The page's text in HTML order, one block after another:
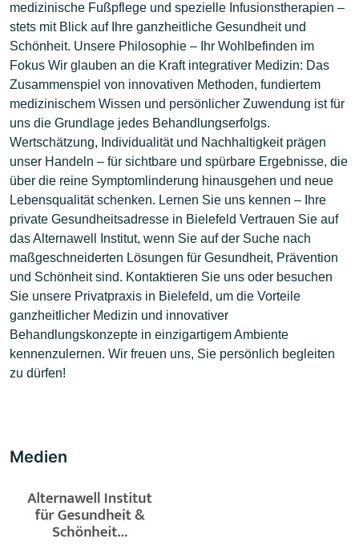
medizinische Fußpflege und spezielle Infusionstherapien –
stets mit Blick auf Ihre ganzheitliche Gesundheit und
Schönheit. Unsere Philosophie – Ihr Wohlbefinden im
Fokus Wir glauben an die Kraft integrativer Medizin: Das
Zusammenspiel von innovativen Methoden, fundiertem
medizinischem Wissen und persönlicher Zuwendung ist für
uns die Grundlage jedes Behandlungserfolgs.
Wertschätzung, Individualität und Nachhaltigkeit prägen
unser Handeln – für sichtbare und spürbare Ergebnisse, die
über die reine Symptomlinderung hinausgehen und neue
Lebensqualität schenken. Lernen Sie uns kennen – Ihre
private Gesundheitsadresse in Bielefeld Vertrauen Sie auf
das Alternawell Institut, wenn Sie auf der Suche nach
maßgeschneiderten Lösungen für Gesundheit, Prävention
und Schönheit sind. Kontaktieren Sie uns oder besuchen
Sie unsere Privatpraxis in Bielefeld, um die Vorteile
ganzheitlicher Medizin und innovativer
Behandlungskonzepte in einzigartigem Ambiente
kennenzulernen. Wir freuen uns, Sie persönlich begleiten
zu dürfen!
Medien